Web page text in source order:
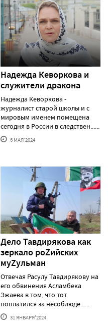
Надежда Кеворкова и
служители дракона
Надежда Кеворкова -
журналист старой школы и с
мировым именем помещена
сегодня в России в следствен......
6 МАЯ'2024
Дело Тавдирякова как
зеркало роZийских
муZульман
Отвечая Расулу Тавдирякову на
его обвинения Асламбека
Эжаева в том, что тот
поплатился за несоблюде......
31 ЯНВАРЯ'2024